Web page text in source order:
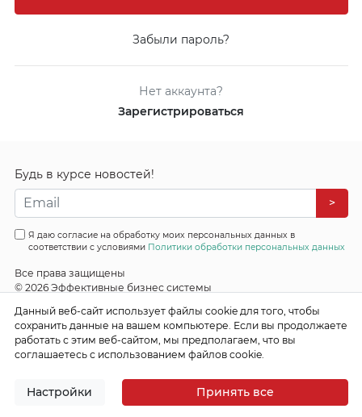
Забыли пароль?
Нет аккаунта?
Зарегистрироваться
Будь в курсе новостей!
>
Я даю согласие на обработку моих персональных данных в
соответствии с условиями Политики обработки персональных данных
Все права защищены
© 2026 Эффективные бизнес системы
Данный веб-сайт использует файлы cookie для того, чтобы
сохранить данные на вашем компьютере. Если вы продолжаете
работать с этим веб-сайтом, мы предполагаем, что вы
соглашаетесь с использованием файлов cookie.
Настройки Принять все